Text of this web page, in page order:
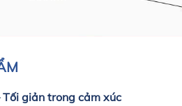
giản trong cảm xúc